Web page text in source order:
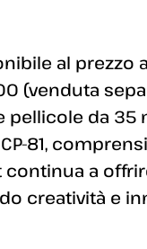
al prezzo
(venduta
pellicole da
81,
continua a
creatività e